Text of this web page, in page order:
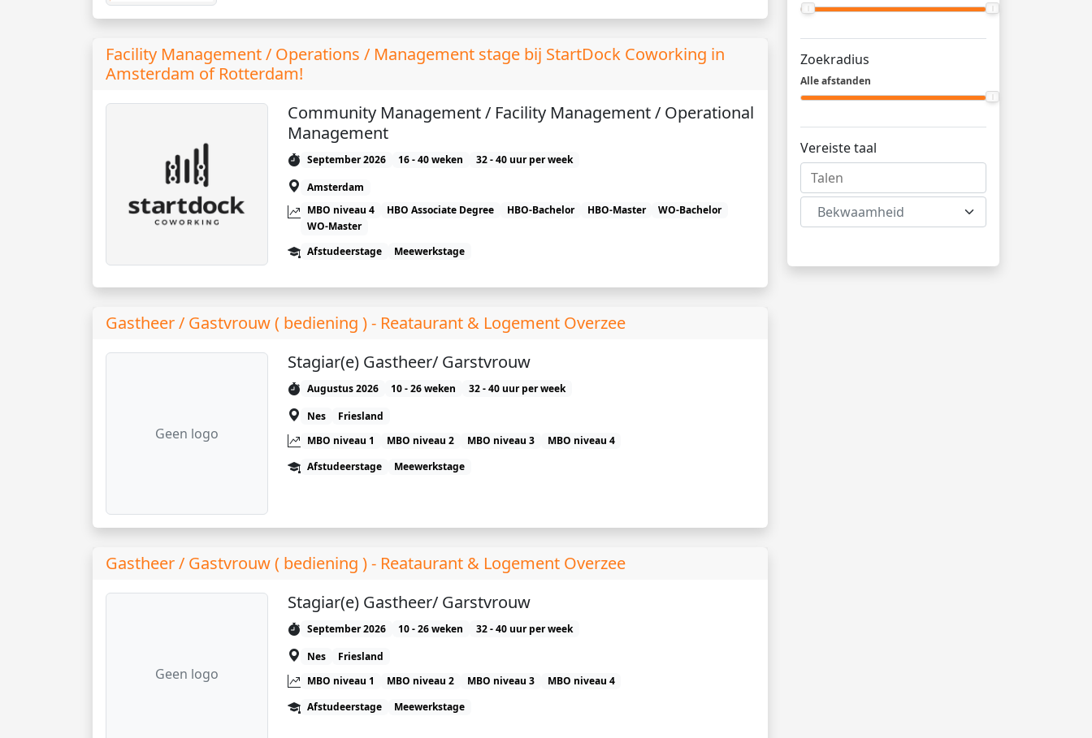
Zoekradius
Alle afstanden
Vereiste taal
Bekwaamheid
Facility Management / Operations / Management stage bij StartDock Coworking in
Amsterdam of Rotterdam!
Community Management / Facility Management / Operational
Management
September 2026 16 - 40 weken
32 - 40 uur per week
Amsterdam
MBO niveau 4
HBO Associate Degree HBO-Bachelor HBO-Master
WO-Bachelor
WO-Master
Afstudeerstage
Meewerkstage
Gastheer / Gastvrouw ( bediening ) - Reataurant & Logement Overzee
Geen logo
Stagiar(e) Gastheer/ Garstvrouw
Augustus 2026 10 - 26 weken
32 - 40 uur per week
Nes
Friesland
MBO niveau 1
MBO niveau 2 MBO niveau 3
MBO niveau 4
Afstudeerstage
Meewerkstage
Gastheer / Gastvrouw ( bediening ) - Reataurant & Logement Overzee
Geen logo
Stagiar(e) Gastheer/ Garstvrouw
September 2026 10 - 26 weken
32 - 40 uur per week
Nes
Friesland
MBO niveau 1
MBO niveau 2 MBO niveau 3
MBO niveau 4
Afstudeerstage
Meewerkstage